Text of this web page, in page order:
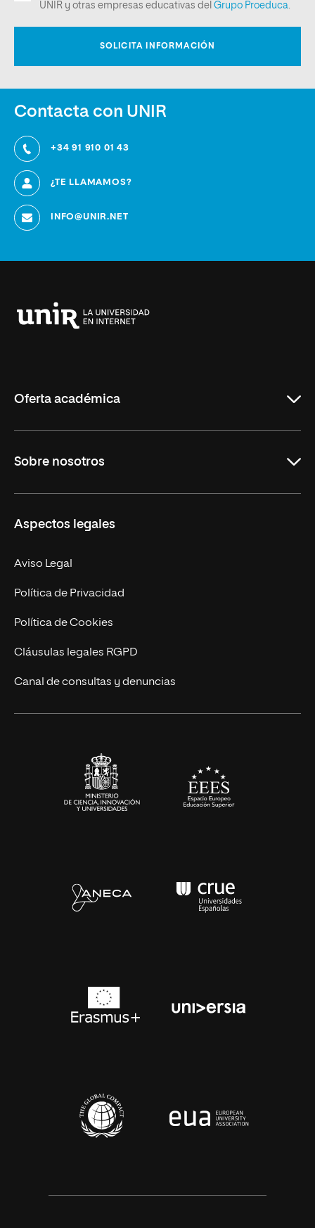
Contacta con UNIR
+34 91 910 01 43
¿TE LLAMAMOS?
INFO@UNIR.NET
Oferta académica
Derecho
Empresa
MBA
Marketing y Comunicación
Ingeniería
Diseño
Ciencias de la Salud
Sobre nosotros
Nuestro Equipo
Contacto
Aspectos legales
Aviso Legal
Política de Privacidad
Política de Cookies
Cláusulas legales RGPD
Canal de consultas y denuncias